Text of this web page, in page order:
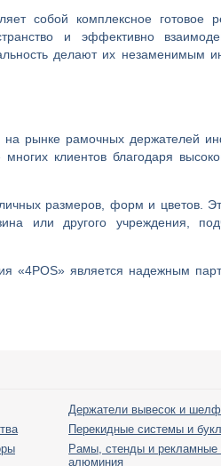
собой комплексное готовое
и эффективно
делают их незаменимым
на рынке рамочных держателей
клиентов благодаря
размеров, форм и цветов.
или другого учреждения,
«4POS» является надежным
Держатели вывесок и
Перекидные системы и
Рамы, стенды и рекламные
алюминия